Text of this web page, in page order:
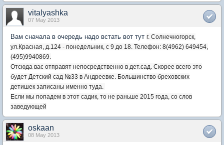
vitalyashka
07 May 2013
Вам сначала в очередь надо встать вот тут г. Солнечногорск,
ул.Красная, д.124 - понедельник, с 9 до 18. Телефон: 8(4962) 649454,
(495)9940869.
Отсюда вас отправят непосредственно в дет.сад. Скорее всего это
будет Детский сад №33 в Андреевке. Большинство бреховских
детишек записаны именно туда.
Если мы попадем в этот садик, то не раньше 2015 года, со слов
заведующей
oskaan
08 May 2013